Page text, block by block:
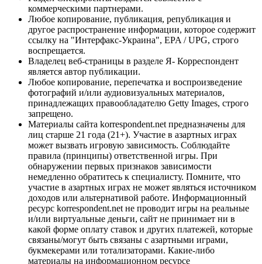
коммерческими партнерами.
Любое копирование, публикация, републикация и
другое распространение информации, которое содержит
ссылку на "Интерфакс-Украина", EPA / UPG, строго
воспрещается.
Владелец веб-страницы в разделе Я- Корреспондент
является автор публикации.
Любое копирование, перепечатка и воспроизведение
фотографий и/или аудиовизуальных материалов,
принадлежащих правообладателю Getty Images, строго
запрещено.
Материалы сайта korrespondent.net предназначены для
лиц старше 21 года (21+). Участие в азартных играх
может вызвать игровую зависимость. Соблюдайте
правила (принципы) ответственной игры. При
обнаружении первых признаков зависимости
немедленно обратитесь к специалисту. Помните, что
участие в азартных играх не может являться источником
доходов или альтернативой работе. Информационный
ресурс korrespondent.net не проводит игры на реальные
и/или виртуальные деньги, сайт не принимает ни в
какой форме оплату ставок и других платежей, которые
связаны/могут быть связаны с азартными играми,
букмекерами или тотализаторами. Какие-либо
материалы на информационном ресурсе